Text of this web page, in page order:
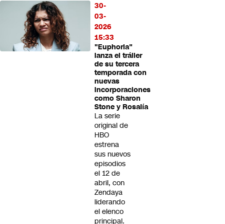
30-
03-
2026
15:33
"Euphoria"
lanza el tráiler
de su tercera
temporada con
nuevas
incorporaciones
como Sharon
Stone y Rosalía
La serie
original de
HBO
estrena
sus nuevos
episodios
el 12 de
abril, con
Zendaya
liderando
el elenco
principal.